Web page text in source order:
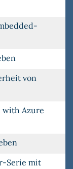
von
with Azure
Serie mit